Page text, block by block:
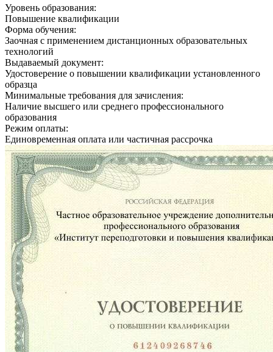
Уровень образования:
Повышение квалификации
Форма обучения:
Заочная с применением дистанционных образовательных
технологий
Выдаваемый документ:
Удостоверение о повышении квалификации установленного
образца
Минимальные требования для зачисления:
Наличие высшего или среднего профессионального
образования
Режим оплаты:
Единовременная оплата или частичная рассрочка